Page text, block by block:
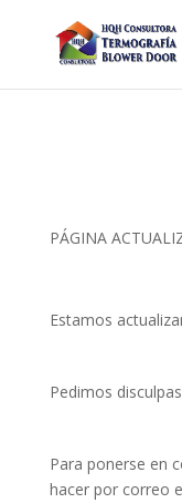
PÁGINA
Estamos
Pedimos
Para ponerse en
hacer por correo